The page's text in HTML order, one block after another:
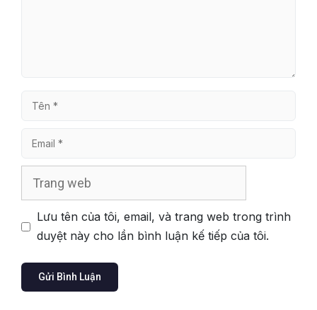
Tên
Email
Lưu tên của tôi, email, và trang web trong trình
duyệt này cho lần bình luận kế tiếp của tôi.